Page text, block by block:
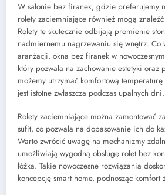
W salonie bez firanek, gdzie preferujemy
rolety zaciemniające również mogą znaleźć
Rolety te skutecznie odbijają promienie
nadmiernemu nagrzewaniu się wnętrz. Co
aranżacji, okna bez firanek w
który pozwala na zachowanie estetyki oraz
możemy utrzymać komfortową
jest istotne zwłaszcza podczas upalnych dni.
Rolety zaciemniające można zamontować
sufit, co pozwala na dopasowanie ich do
Warto zwrócić uwagę na mechanizmy
umożliwiają wygodną obsługę rolet bez
łóżka. Takie nowoczesne rozwiązania
koncepcję smart home, podnosząc komfort